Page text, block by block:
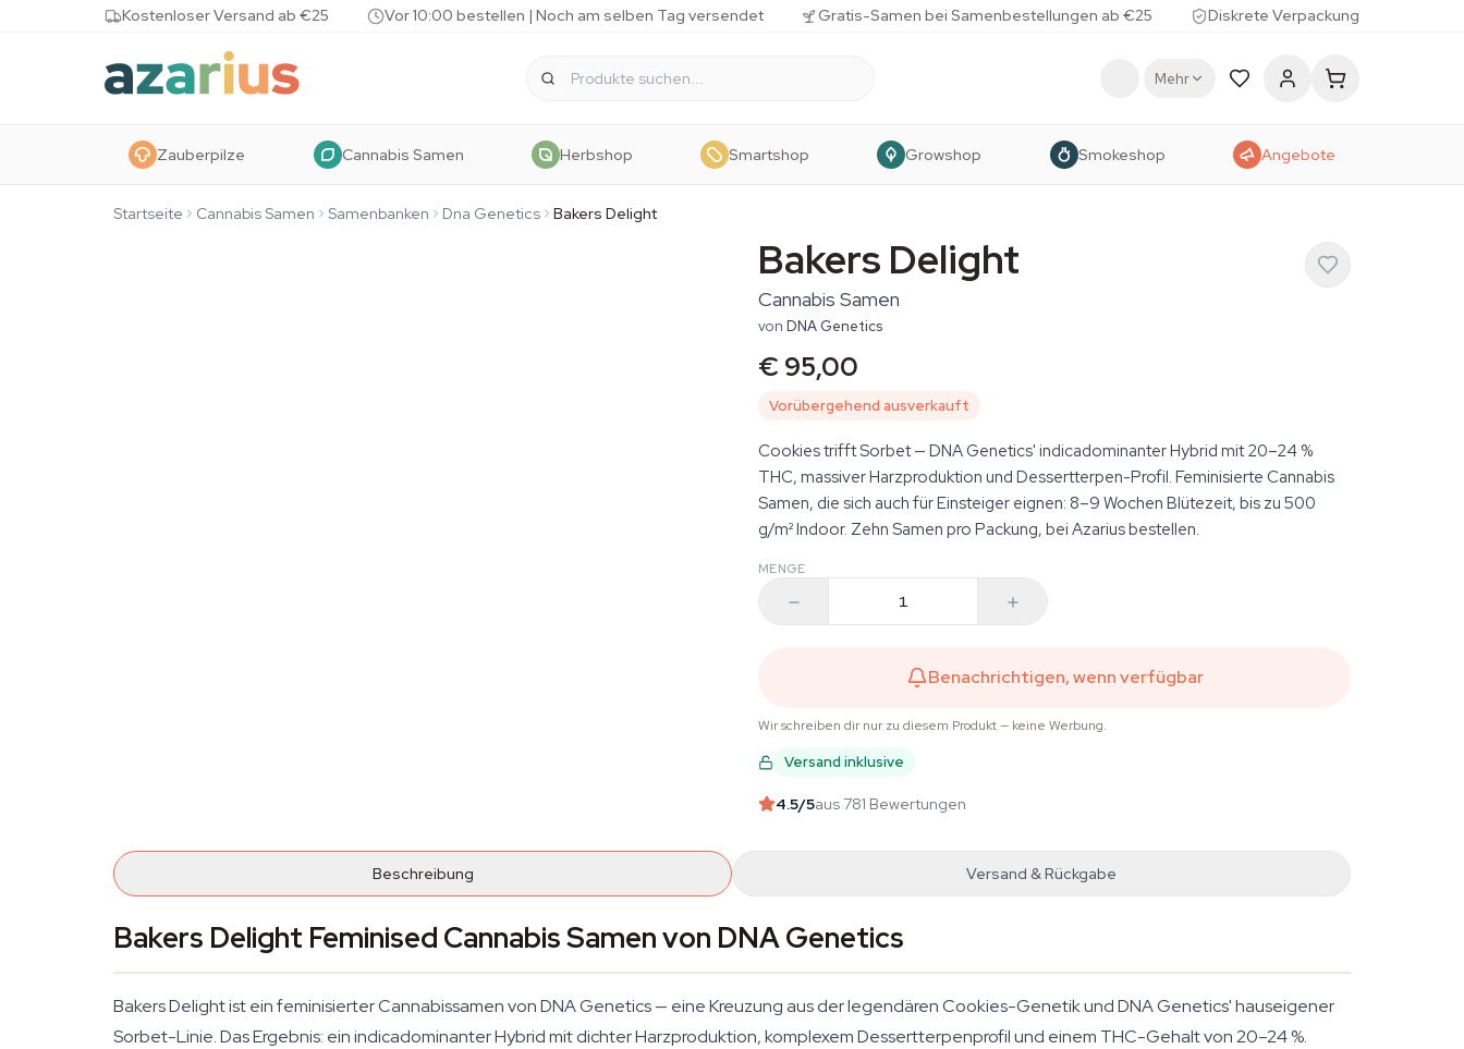
Skip to contentKostenloser Versand ab €25 Vor 10:00 bestellen | Noch am selben Tag versendet Gratis-Samen bei Samenbestellungen ab €25 Diskrete Verpackung
Mehr
Zauberpilze Cannabis Samen Herbshop Smartshop Growshop Smokeshop Angebote
Startseite Cannabis Samen Samenbanken Dna Genetics Bakers Delight
Bakers Delight
Cannabis Samen
von DNA Genetics
€ 95,00
Vorübergehend ausverkauft
Cookies trifft Sorbet — DNA Genetics' indicadominanter Hybrid mit 20–24 %
THC, massiver Harzproduktion und Dessertterpen-Profil. Feminisierte Cannabis
Samen, die sich auch für Einsteiger eignen: 8–9 Wochen Blütezeit, bis zu 500
g/m² Indoor. Zehn Samen pro Packung, bei Azarius bestellen.
MENGE
Benachrichtigen, wenn verfügbar
Wir schreiben dir nur zu diesem Produkt — keine Werbung.
Versand inklusive
4.5/5aus 781 Bewertungen
Beschreibung Versand & Rückgabe
Bakers Delight Feminised Cannabis Samen von DNA Genetics
Bakers Delight ist ein feminisierter Cannabissamen von DNA Genetics — eine Kreuzung aus der legendären Cookies-Genetik und DNA Genetics' hauseigener
Sorbet-Linie. Das Ergebnis: ein indicadominanter Hybrid mit dichter Harzproduktion, komplexem Dessertterpenprofil und einem THC-Gehalt von 20–24 %.